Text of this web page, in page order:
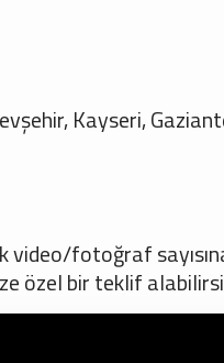
Kayseri,
video/fotoğraf
özel bir teklif